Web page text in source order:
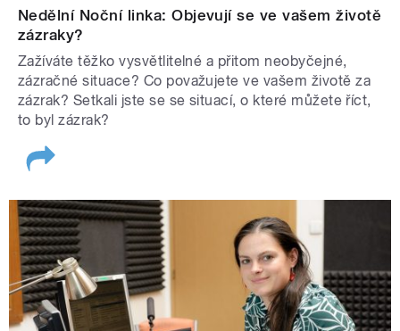
Nedělní Noční linka: Objevují se ve vašem životě
zázraky?
Zažíváte těžko vysvětlitelné a přitom neobyčejné,
zázračné situace? Co považujete ve vašem životě za
zázrak? Setkali jste se se situací, o které můžete říct,
to byl zázrak?